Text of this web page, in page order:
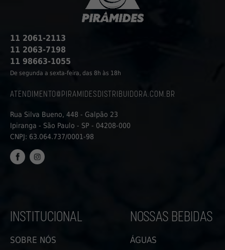
11 2061-2113
11 2063-7198
11 98663-1055
De segunda a sexta-feira, das 8h às 18h
ATENDIMENTO@PIRAMIDESDISTRIBUIDORA.COM.BR
Rua Silva Bueno, 448 - Galpão 23
Ipiranga - São Paulo - SP - 04208-000
CNPJ: 63.064.737/0001-98
FACEBOOK INSTAGRAM
INSTITUCIONAL
SOBRE NÓS
NOSSAS BEBIDAS
ÁGUAS